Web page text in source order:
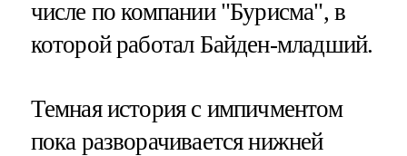
числе по компании "Бурисма", в
которой работал Байден-младший.
Темная история с импичментом
пока разворачивается нижней